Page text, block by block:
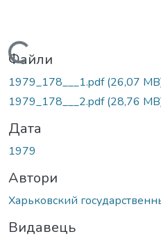
Вантажиться...
Файли
1979_178___1.pdf(26,07
1979_178___2.pdf(28,76
Дата
1979
Автори
Харьковский
Видавець